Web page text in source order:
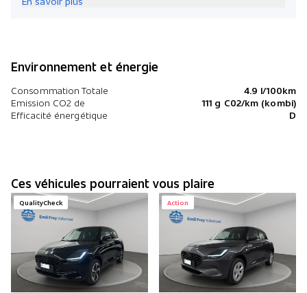
Environnement et énergie
Consommation Totale
4.9 l/100km
Emission CO2 de
111 g C02/km (kombi)
Efficacité énergétique
D
Ces véhicules pourraient vous plaire
QualityCheck Action